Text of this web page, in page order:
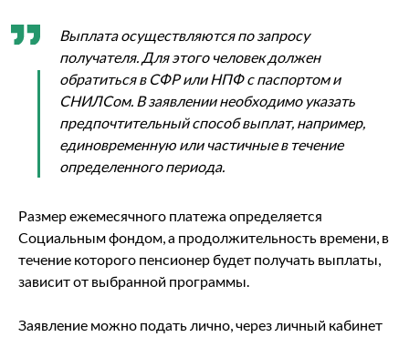
Выплата осуществляются по запросу
получателя. Для этого человек должен
обратиться в СФР или НПФ с паспортом и
СНИЛСом. В заявлении необходимо указать
предпочтительный способ выплат, например,
единовременную или частичные в течение
определенного периода.
Размер ежемесячного платежа определяется
Социальным фондом, а продолжительность времени, в
течение которого пенсионер будет получать выплаты,
зависит от выбранной программы.
Заявление можно подать лично, через личный кабинет